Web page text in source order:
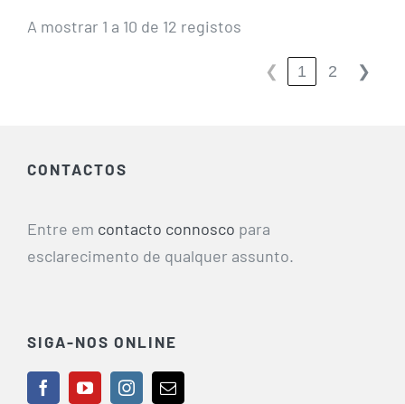
A mostrar 1 a 10 de 12 registos
❮ 1 2 ❯
CONTACTOS
Entre em contacto connosco para
esclarecimento de qualquer assunto.
SIGA-NOS ONLINE